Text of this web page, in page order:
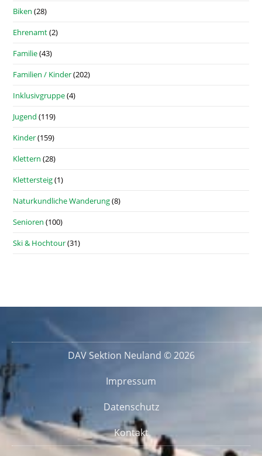
Biken (28)
Ehrenamt(2)
Familie(43)
Familien / Kinder(202)
Inklusivgruppe(4)
Jugend (119)
Kinder(159)
Klettern (28)
Klettersteig(1)
Naturkundliche Wanderung(8)
Senioren (100)
Ski & Hochtour(31)
DAV Sektion Neuland © 2026
Impressum
Datenschutz
Kontakt